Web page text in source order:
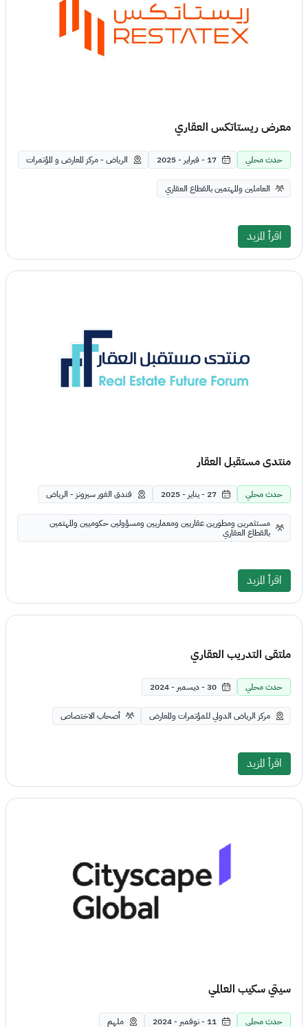
معرض ريستاتكس العقاري
حدث محلي 17 - فبراير - 2025 الرياض - مركز المعارض و المؤتمرات
العاملين والمهتمين بالقطاع العقاري
اقرأ المزيد
منتدى مستقبل العقار
حدث محلي 27 - يناير - 2025 فندق الفور سيزونز - الرياض
مستثمرين ومطورين عقاريين ومعماريين ومسؤولين حكوميين والمهتمين
بالقطاع العقاري
اقرأ المزيد
ملتقى التدريب العقاري
حدث محلي 30 - ديسمبر - 2024
مركز الرياض الدولي للمؤتمرات والمعارض أصحاب الاختصاص
اقرأ المزيد
سيتي سكيب العالمي
حدث محلي 11 - نوفمبر - 2024 ملهم